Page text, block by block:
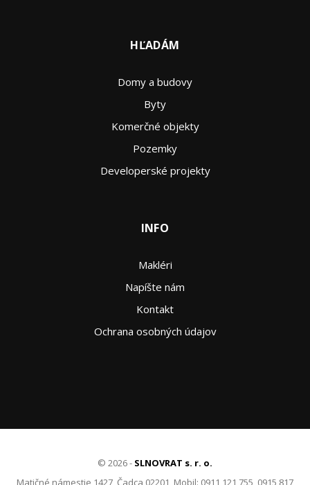
HĽADÁM
Domy a budovy
Byty
Komerčné objekty
Pozemky
Developerské projekty
INFO
Makléri
Napíšte nám
Kontakt
Ochrana osobných údajov
© 2026 - SLNOVRAT s. r. o.
Matičné námestie 1427, Čadca 02201, Mobil: 0911 121 755, 0915 817